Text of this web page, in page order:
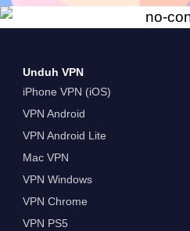
Unduh VPN
iPhone VPN (iOS)
VPN Android
VPN Android Lite
Mac VPN
VPN Windows
VPN Chrome
VPN PS5